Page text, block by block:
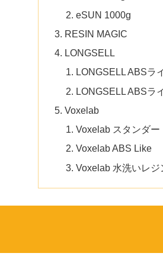
eSUN 1000g
RESIN MAGIC
LONGSELL
LONGSELL ABSラ
LONGSELL ABSラ
Voxelab
Voxelab スタンダー
Voxelab ABS Like
Voxelab 水洗いレジ